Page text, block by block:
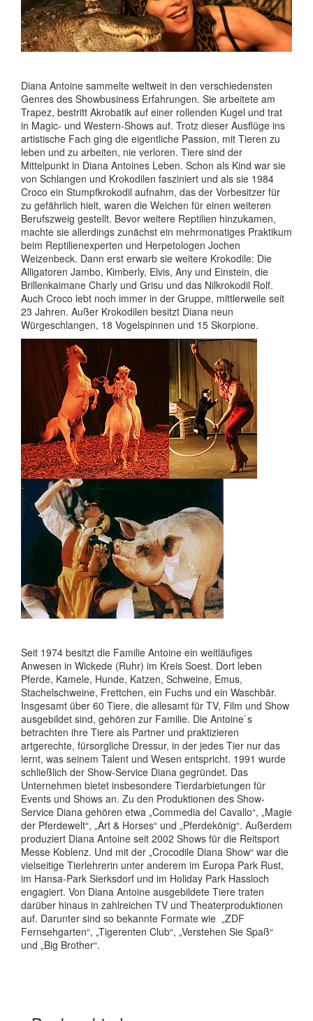
Diana Antoine sammelte weltweit in den verschiedensten
Genres des Showbusiness Erfahrungen. Sie arbeitete am
Trapez, bestritt Akrobatik auf einer rollenden Kugel und trat
in Magic- und Western-Shows auf. Trotz dieser Ausflüge ins
artistische Fach ging die eigentliche Passion, mit Tieren zu
leben und zu arbeiten, nie verloren. Tiere sind der
Mittelpunkt in Diana Antoines Leben. Schon als Kind war sie
von Schlangen und Krokodilen fasziniert und als sie 1984
Croco ein Stumpfkrokodil aufnahm, das der Vorbesitzer für
zu gefährlich hielt, waren die Weichen für einen weiteren
Berufszweig gestellt. Bevor weitere Reptilien hinzukamen,
machte sie allerdings zunächst ein mehrmonatiges Praktikum
beim Reptilienexperten und Herpetologen Jochen
Weizenbeck. Dann erst erwarb sie weitere Krokodile: Die
Alligatoren Jambo, Kimberly, Elvis, Any und Einstein, die
Brillenkaimane Charly und Grisu und das Nilkrokodil Rolf.
Auch Croco lebt noch immer in der Gruppe, mittlerweile seit
23 Jahren. Außer Krokodilen besitzt Diana neun
Würgeschlangen, 18 Vogelspinnen und 15 Skorpione.
Seit 1974 besitzt die Familie Antoine ein weitläufiges
Anwesen in Wickede (Ruhr) im Kreis Soest. Dort leben
Pferde, Kamele, Hunde, Katzen, Schweine, Emus,
Stachelschweine, Frettchen, ein Fuchs und ein Waschbär.
Insgesamt über 60 Tiere, die allesamt für TV, Film und Show
ausgebildet sind, gehören zur Familie. Die Antoine`s
betrachten ihre Tiere als Partner und praktizieren
artgerechte, fürsorgliche Dressur, in der jedes Tier nur das
lernt, was seinem Talent und Wesen entspricht. 1991 wurde
schließlich der Show-Service Diana gegründet. Das
Unternehmen bietet insbesondere Tierdarbietungen für
Events und Shows an. Zu den Produktionen des Show-
Service Diana gehören etwa „Commedia del Cavallo“, „Magie
der Pferdewelt“, „Art & Horses“ und „Pferdekönig“. Außerdem
produziert Diana Antoine seit 2002 Shows für die Reitsport
Messe Koblenz. Und mit der „Crocodile Diana Show“ war die
vielseitige Tierlehrerin unter anderem im Europa Park Rust,
im Hansa-Park Sierksdorf und im Holiday Park Hassloch
engagiert. Von Diana Antoine ausgebildete Tiere traten
darüber hinaus in zahlreichen TV und Theaterproduktionen
auf. Darunter sind so bekannte Formate wie „ZDF
Fernsehgarten“, „Tigerenten Club“, „Verstehen Sie Spaß“
und „Big Brother“.